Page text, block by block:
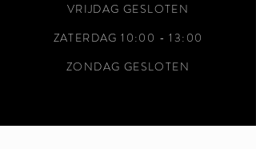
VRIJDAG GESLOTEN
ZATERDAG 10:00 - 13:00
ZONDAG GESLOTEN